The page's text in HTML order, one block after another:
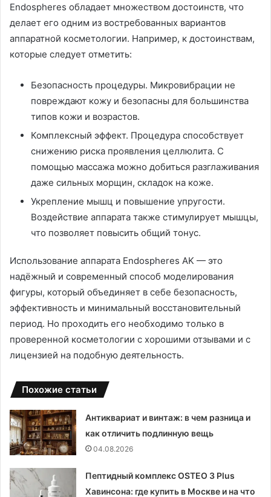
Endospheres обладает множеством достоинств, что
делает его одним из востребованных вариантов
аппаратной косметологии. Например, к достоинствам,
которые следует отметить:
Безопасность процедуры. Микровибрации не
повреждают кожу и безопасны для большинства
типов кожи и возрастов.
Комплексный эффект. Процедура способствует
снижению риска проявления целлюлита. С
помощью массажа можно добиться разглаживания
даже сильных морщин, складок на коже.
Укрепление мышц и повышение упругости.
Воздействие аппарата также стимулирует мышцы,
что позволяет повысить общий тонус.
Использование аппарата Endospheres AK — это
надёжный и современный способ моделирования
фигуры, который объединяет в себе безопасность,
эффективность и минимальный восстановительный
период. Но проходить его необходимо только в
проверенной косметологии с хорошими отзывами и с
лицензией на подобную деятельность.
Похожие статьи
Антиквариат и винтаж: в чем разница и
как отличить подлинную вещь
04.08.2026
Пептидный комплекс OSTEO 3 Plus
Хавинсона: где купить в Москве и на что